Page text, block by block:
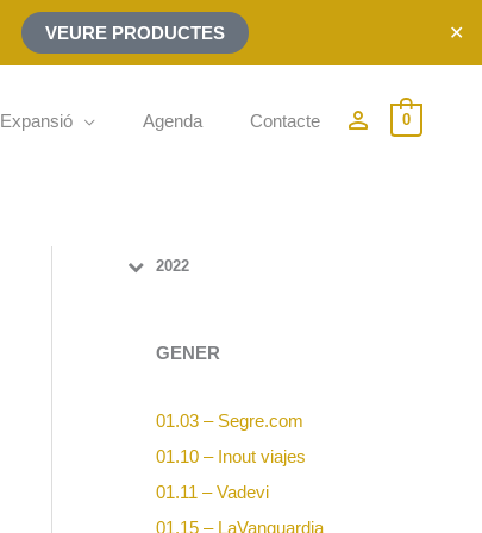
VEURE PRODUCTES ✕
Expansió Agenda Contacte person_outline 0
2022
GENER
01.03 – Segre.com
01.10 – Inout viajes
01.11 – Vadevi
01.15 – LaVanguardia